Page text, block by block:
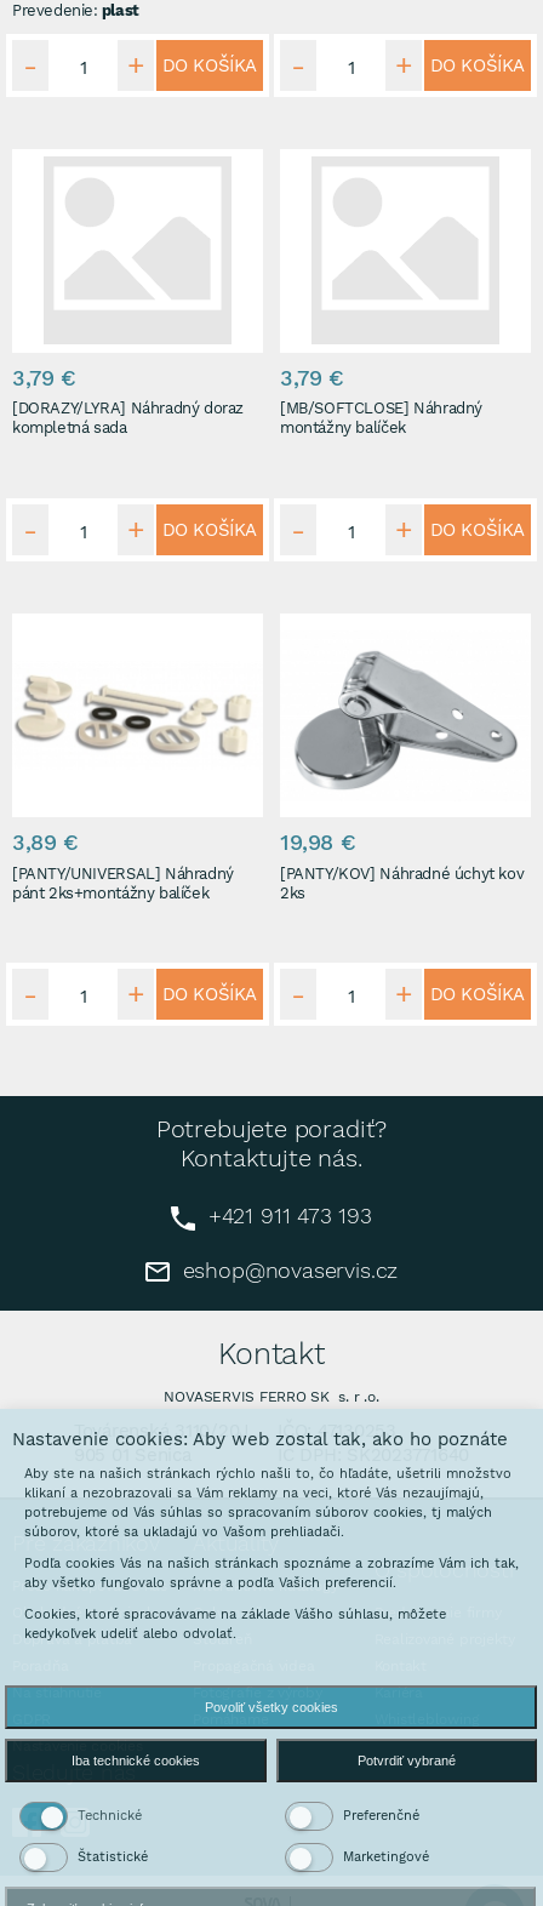
Prevedenie: plast
DO KOŠÍKA DO KOŠÍKA
3,79 €
[DORAZY/LYRA] Náhradný doraz
kompletná sada
DO KOŠÍKA
3,79 €
[MB/SOFTCLOSE] Náhradný
montážny balíček
DO KOŠÍKA
3,89 €
[PANTY/UNIVERSAL] Náhradný
pánt 2ks+montážny balíček
DO KOŠÍKA
19,98 €
[PANTY/KOV] Náhradné úchyt kov
2ks
DO KOŠÍKA
Potrebujete poradiť?
Kontaktujte nás.
+421 911 473 193
eshop@novaservis.cz
Kontakt
NOVASERVIS FERRO SK s. r .o.
Továrenská 3110/20J
IČO: 47130253
IČ DPH: SK2023771640
Pre zákazníkov
Prečo nakupovať u nás
Obchodné podmienky
Doprava a platba
Na stiahnutie
Nastavenie cookies
Aktuality
Interaktívne katalógy
Galvanovňa
Stoláreň
Fotografie z výroby
O spoločnosti
Predstavenie firmy
Kariéra
Sledujte nás
Nastavenie cookies: Aby web zostal tak, ako ho poznáte
Aby ste na našich stránkach rýchlo našli to, čo hľadáte, ušetrili množstvo
klikaní a nezobrazovali sa Vám reklamy na veci, ktoré Vás nezaujímajú,
potrebujeme od Vás súhlas so spracovaním súborov cookies, tj malých
súborov, ktoré sa ukladajú vo Vašom prehliadači.
Podľa cookies Vás na našich stránkach spoznáme a zobrazíme Vám ich tak,
aby všetko fungovalo správne a podľa Vašich preferencií.
Cookies, ktoré spracovávame na základe Vášho súhlasu, môžete
kedykoľvek udeliť alebo odvolať.
Iba technické cookies Potvrdiť vybrané
Povoliť všetky cookies
Technické Preferenčné
Štatistické Marketingové